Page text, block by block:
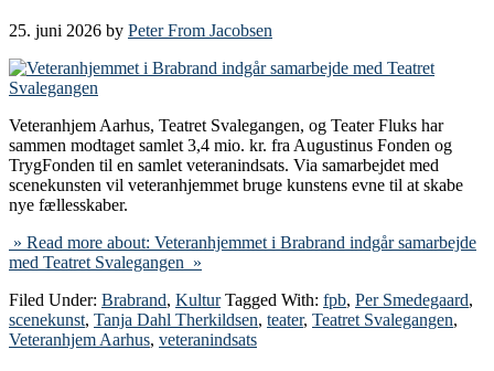
25. juni 2026 by Peter From Jacobsen
Veteranhjem Aarhus, Teatret Svalegangen, og Teater Fluks har
sammen modtaget samlet 3,4 mio. kr. fra Augustinus Fonden og
TrygFonden til en samlet veteranindsats. Via samarbejdet med
scenekunsten vil veteranhjemmet bruge kunstens evne til at skabe
nye fællesskaber.
» Read more about: Veteranhjemmet i Brabrand indgår samarbejde
med Teatret Svalegangen »
Filed Under: Brabrand, Kultur Tagged With: fpb, Per Smedegaard,
scenekunst, Tanja Dahl Therkildsen, teater, Teatret Svalegangen,
Veteranhjem Aarhus, veteranindsats